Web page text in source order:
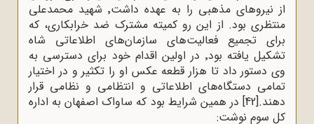
از نیروهای مذهبی را به عهده داشت٬ شهید محمدعلی
منتظری بود. از این رو کمیته مشترک ضد خرابکاری، که
برای تجمیع فعالیت‌های سازمان‌های اطلاعاتی شاه
تشکیل یافته بود٬ در اولین اقدام خود برای دسترسی به
وی دستور داد تا هزار قطعه عکس او را تکثیر و در اختیار
تمامی دستگاه‌های اطلاعاتی و انتظامی و نظامی قرار
دهند.[42] در همین شرایط بود که ساواک اصفهان به اداره
کل سوم نوشت: